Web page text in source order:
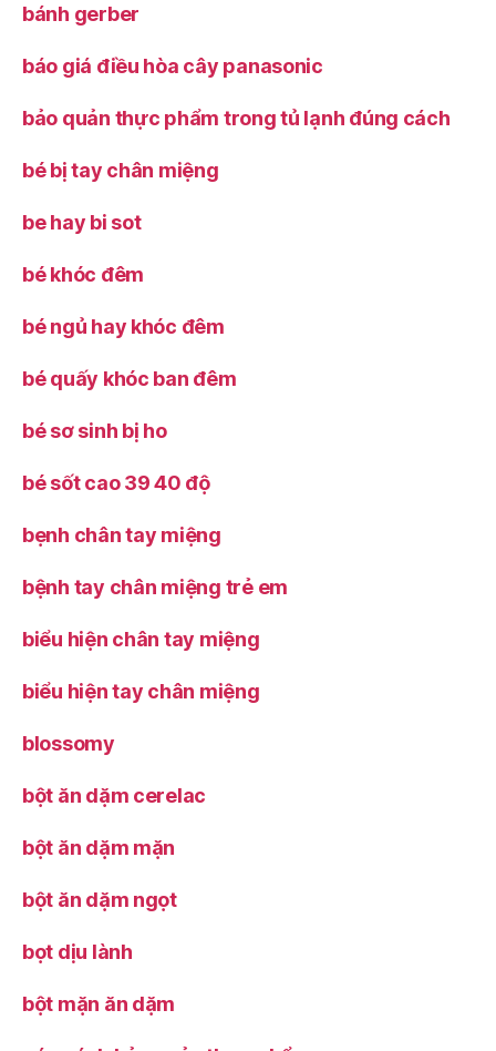
bánh gerber
báo giá điều hòa cây panasonic
bảo quản thực phẩm trong tủ lạnh đúng cách
bé bị tay chân miệng
be hay bi sot
bé khóc đêm
bé ngủ hay khóc đêm
bé quấy khóc ban đêm
bé sơ sinh bị ho
bé sốt cao 39 40 độ
bẹnh chân tay miệng
bệnh tay chân miệng trẻ em
biểu hiện chân tay miệng
biểu hiện tay chân miệng
blossomy
bột ăn dặm cerelac
bột ăn dặm mặn
bột ăn dặm ngọt
bọt dịu lành
bột mặn ăn dặm